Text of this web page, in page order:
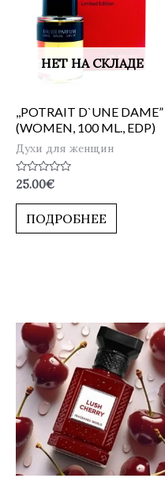
НЕТ НА СКЛАДЕ
,,POTRAIT D`UNE DAME”
(WOMEN, 100 ML., EDP)
Духи для женщин
Оценка
0
из
25.00€
ПОДРОБНЕЕ